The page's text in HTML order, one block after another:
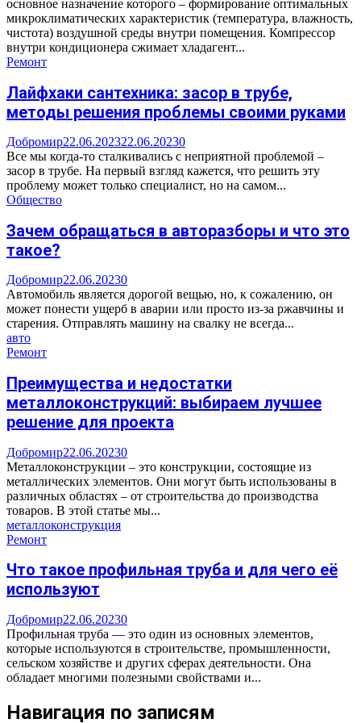
основное назначение которого – формирование оптимальных
микроклиматических характеристик (температура, влажность,
чистота) воздушной среды внутри помещения. Компрессор
внутри кондиционера сжимает хладагент...
Ремонт
Лайфхаки сантехника: засор в трубе,
методы решения проблемы своими руками
Добромир22.06.202322.06.20230
Все мы когда-то сталкивались с неприятной проблемой –
засор в трубе. На первый взгляд кажется, что решить эту
проблему может только специалист, но на самом...
Общество
Зачем обращаться в авторазборы и что это
такое?
Добромир22.06.20230
Автомобиль является дорогой вещью, но, к сожалению, он
может понести ущерб в аварии или просто из-за ржавчины и
старения. Отправлять машину на свалку не всегда...
авто
Ремонт
Преимущества и недостатки
металлоконструкций: выбираем лучшее
решение для проекта
Добромир22.06.20230
Металлоконструкции – это конструкции, состоящие из
металлических элементов. Они могут быть использованы в
различных областях – от строительства до производства
товаров. В этой статье мы...
металлоконструкция
Ремонт
Что такое профильная труба и для чего её
используют
Добромир22.06.20230
Профильная труба — это один из основных элементов,
которые используются в строительстве, промышленности,
сельском хозяйстве и других сферах деятельности. Она
обладает многими полезными свойствами и...
Навигация по записям